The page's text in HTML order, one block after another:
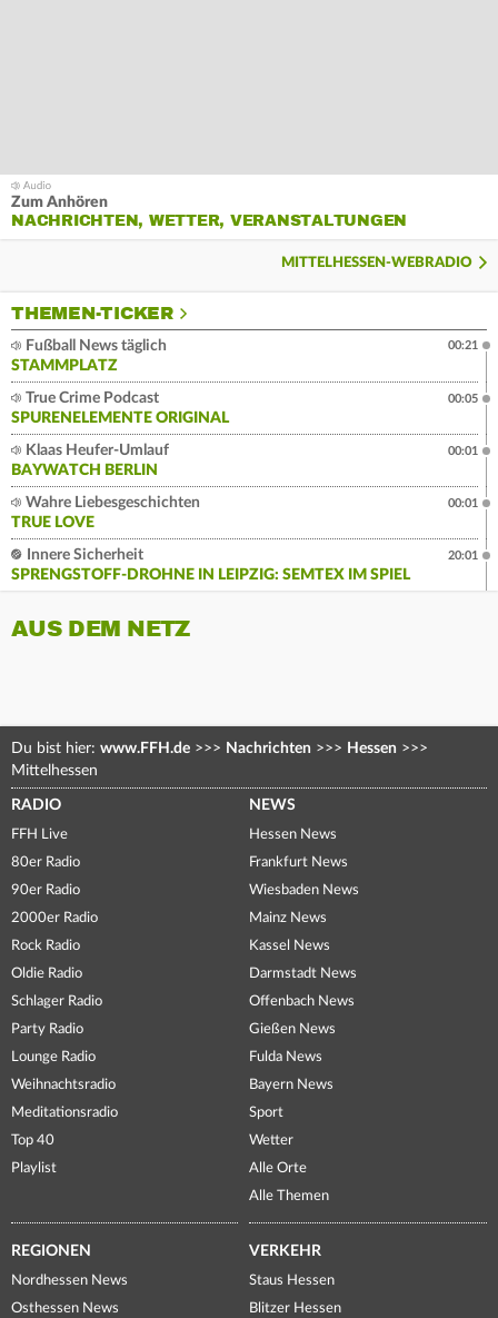
Zum Anhören
NACHRICHTEN, WETTER, VERANSTALTUNGEN
MITTELHESSEN-WEBRADIO
THEMEN-TICKER
Fußball News täglich
STAMMPLATZ
00:21
True Crime Podcast
SPURENELEMENTE ORIGINAL
00:05
Klaas Heufer-Umlauf
BAYWATCH BERLIN
00:01
Wahre Liebesgeschichten
TRUE LOVE
00:01
Innere Sicherheit
SPRENGSTOFF-DROHNE IN LEIPZIG: SEMTEX IM SPIEL
20:01
AUS DEM NETZ
Du bist hier: www.FFH.de >>> Nachrichten >>> Hessen >>>
Mittelhessen
RADIO
FFH Live
80er Radio
90er Radio
2000er Radio
Rock Radio
Oldie Radio
Schlager Radio
Party Radio
Lounge Radio
Weihnachtsradio
Meditationsradio
Top 40
Playlist
NEWS
Hessen News
Frankfurt News
Wiesbaden News
Mainz News
Kassel News
Darmstadt News
Offenbach News
Gießen News
Fulda News
Bayern News
Sport
Wetter
Alle Orte
Alle Themen
REGIONEN
Nordhessen News
Osthessen News
VERKEHR
Staus Hessen
Blitzer Hessen